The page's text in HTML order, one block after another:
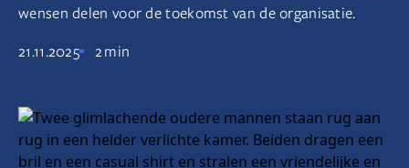
wensen delen voor de toekomst van de organisatie.
21.11.2025
2min